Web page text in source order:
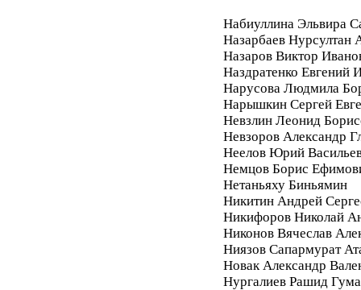
Набиуллина Эльвира
Назарбаев Нурсултан
Назаров Виктор
Наздратенко Евгений
Нарусова Людмила
Нарышкин Сергей
Невзлин Леонид
Невзоров Александр
Неелов Юрий
Немцов Борис
Нетаньяху Биньямин
Никитин Андрей
Никифоров Николай
Никонов Вячеслав
Ниязов Сапармурат
Новак Александр
Нургалиев Рашид